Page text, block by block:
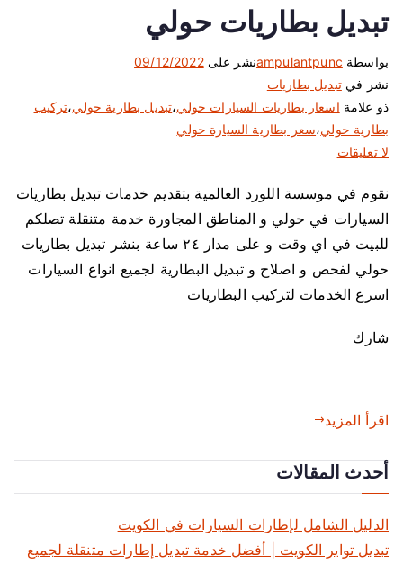
تبديل بطاريات حولي
بواسطة ampulantpuncنشر على09/12/2022
نشر فيتبديل بطاريات
ذو علامة اسعار بطاريات السيارات حولي،تبديل بطارية حولي،تركيب
بطارية حولي،سعر بطارية السيارة حولي
لا تعليقات
ى
ت
ي
ت
ل
ي
نقوم في موسسة اللورد العالمية بتقديم خدمات تبديل بطاريات
السيارات في حولي و المناطق المجاورة خدمة متنقلة تصلكم
للبيت في اي وقت و على مدار ٢٤ ساعة بنشر تبديل بطاريات
حولي لفحص و اصلاح و تبديل البطارية لجميع انواع السيارات
اسرع الخدمات لتركيب البطاريات
شارك
اقرأ المزيد
أحدث المقالات
الدليل الشامل لإطارات السيارات في الكويت
تبديل تواير الكويت | أفضل خدمة تبديل إطارات متنقلة لجميع